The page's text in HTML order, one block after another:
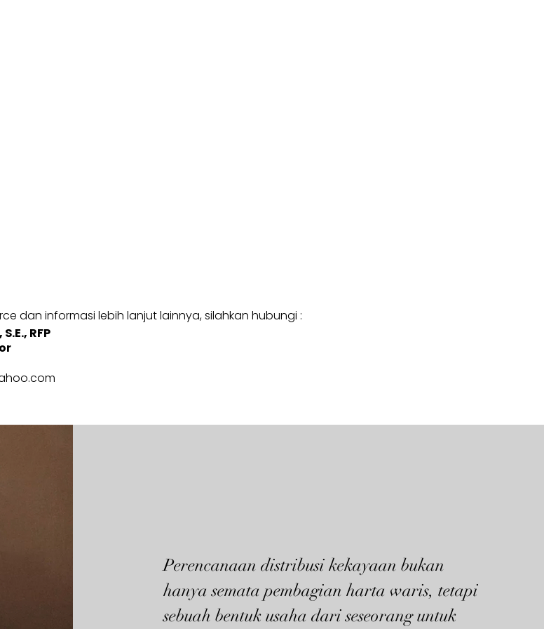
dan informasi lebih lanjut lainnya, silahkan hubungi :
RFP
Perencanaan distribusi kekayaan bukan
hanya semata pembagian harta waris, tetapi
sebuah bentuk usaha dari seseorang untuk